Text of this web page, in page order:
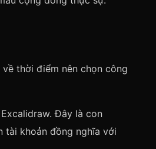
thời điểm nên chọn công
Đây là con
tài khoản đồng nghĩa với